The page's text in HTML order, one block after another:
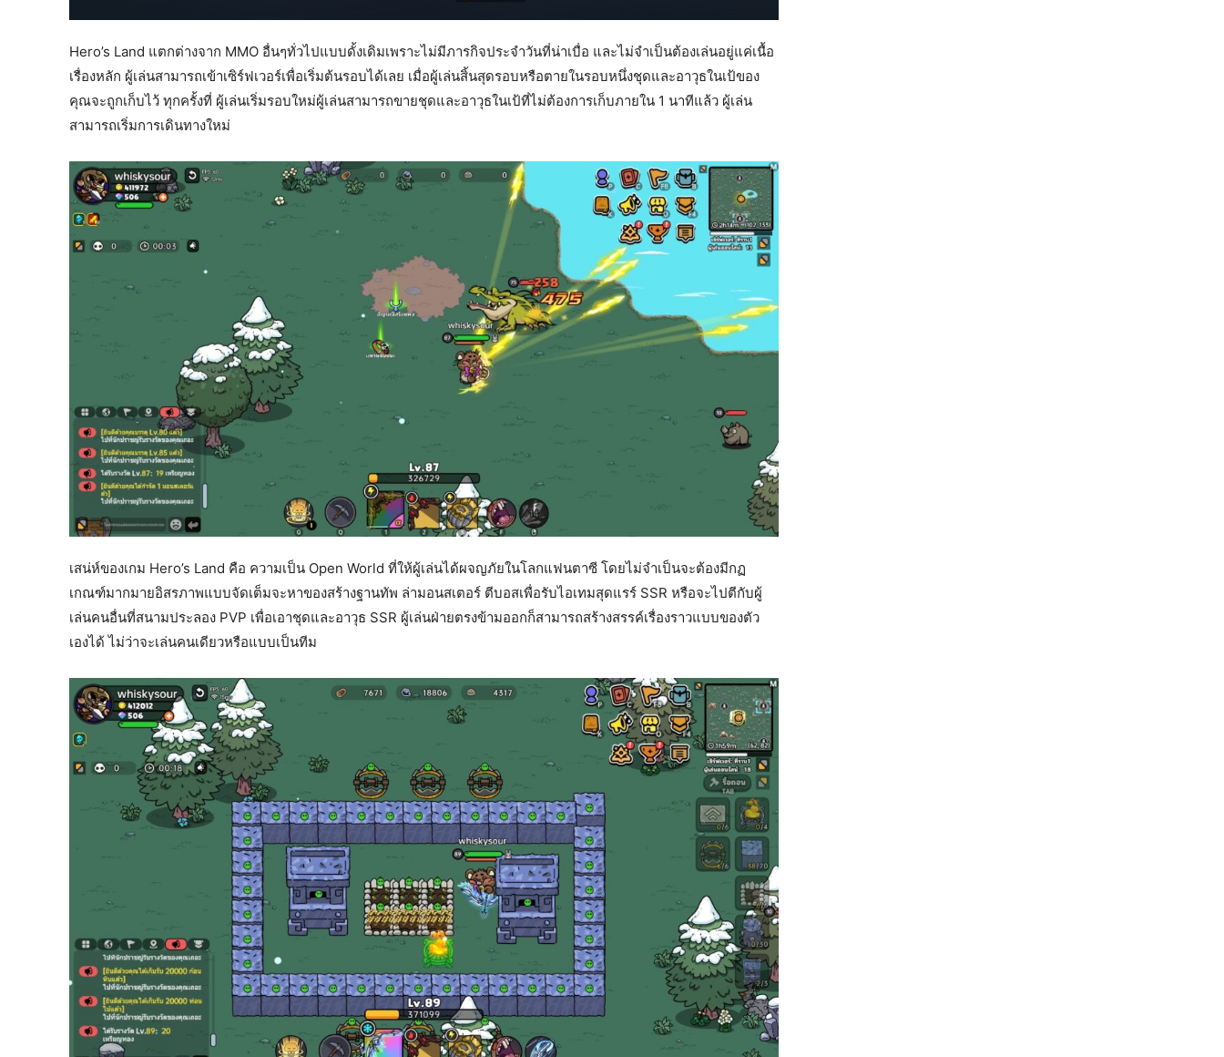
Hero’s Land แตกต่างจาก MMO อื่นๆทั่วไปแบบดั้งเดิมเพราะไม่มีภารกิจประจำวันที่น่าเบื่อ และไม่จำเป็นต้องเล่นอยู่แค่เนื้อ
เรื่องหลัก ผู้เล่นสามารถเข้าเซิร์ฟเวอร์เพื่อเริ่มต้นรอบได้เลย เมื่อผู้เล่นสิ้นสุดรอบหรือตายในรอบหนึ่งชุดและอาวุธในเป้ของ
คุณจะถูกเก็บไว้ ทุกครั้งที่ ผู้เล่นเริ่มรอบใหม่ผู้เล่นสามารถขายชุดและอาวุธในเป้ที่ไม่ต้องการเก็บภายใน 1 นาทีแล้ว ผู้เล่น
สามารถเริ่มการเดินทางใหม่
เสน่ห์ของเกม Hero’s Land คือ ความเป็น Open World ที่ให้ผู้เล่นได้ผจญภัยในโลกแฟนตาซี โดยไม่จำเป็นจะต้องมีกฏ
เกณฑ์มากมายอิสรภาพแบบจัดเต็มจะหาของสร้างฐานทัพ ล่ามอนสเตอร์ ตีบอสเพื่อรับไอเทมสุดแรร์ SSR หรือจะไปตีกับผู้
เล่นคนอื่นที่สนามประลอง PVP เพื่อเอาชุดและอาวุธ SSR ผู้เล่นฝ่ายตรงข้ามออกก็สามารถสร้างสรรค์เรื่องราวแบบของตัว
เองได้ ไม่ว่าจะเล่นคนเดียวหรือแบบเป็นทีม